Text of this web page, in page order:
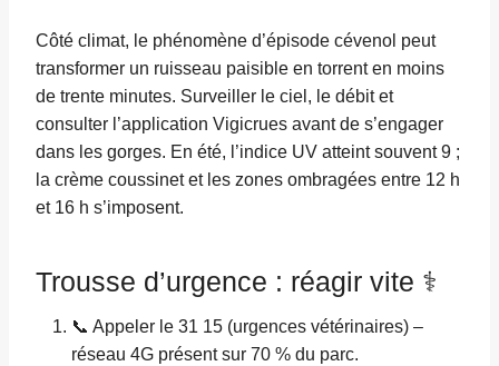
Côté climat, le phénomène d’épisode cévenol peut
transformer un ruisseau paisible en torrent en moins
de trente minutes. Surveiller le ciel, le débit et
consulter l’application Vigicrues avant de s’engager
dans les gorges. En été, l’indice UV atteint souvent 9 ;
la crème coussinet et les zones ombragées entre 12 h
et 16 h s’imposent.
Trousse d’urgence : réagir vite ⚕️
📞 Appeler le 31 15 (urgences vétérinaires) –
réseau 4G présent sur 70 % du parc.